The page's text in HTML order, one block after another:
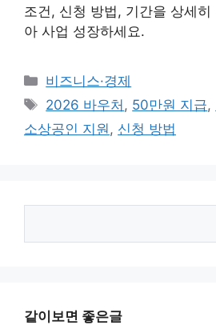
조건, 신청 방법, 기간을 상세
아 사업 성장하세요.
카
테
리
비즈니스·경제
태
그
2026 바우처 , 50만원 지급,
소상공인 지원, 신청 방법
같이보면 좋은글